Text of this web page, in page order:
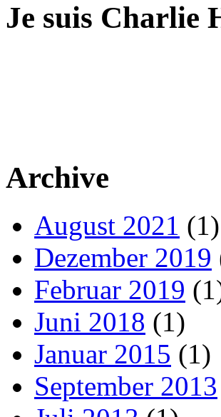
Je suis Charlie
Archive
August 2021 (1)
Dezember 2019
Februar 2019
Juni 2018 (1)
Januar 2015 (1)
September 2013